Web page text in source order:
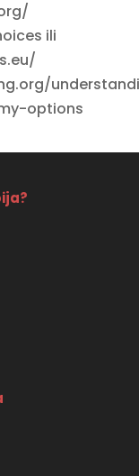
ili
options